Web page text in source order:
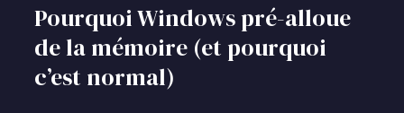
Pourquoi Windows pré-alloue
de la mémoire (et pourquoi
c’est normal)